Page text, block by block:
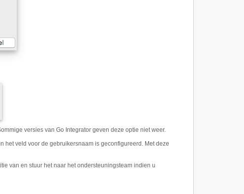
versies van Go Integrator geven deze optie niet weer.
het veld voor de gebruikersnaam is geconfigureerd. Met deze
van en stuur het naar het ondersteuningsteam indien u